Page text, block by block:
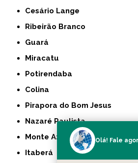
Cesário Lange
Ribeirão Branco
Guará
Miracatu
Potirendaba
Colina
Pirapora do Bom Jesus
Nazaré Paulista
Monte Azul Paulista
Itaberá
Olá! Fale